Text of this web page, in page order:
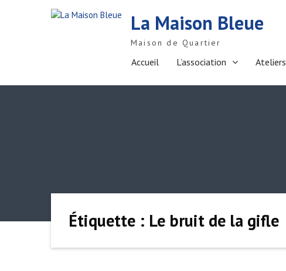
c
La Maison Bleue
Maison de Quartier
Accueil L’association Ateliers
Étiquette : Le bruit de la gifle